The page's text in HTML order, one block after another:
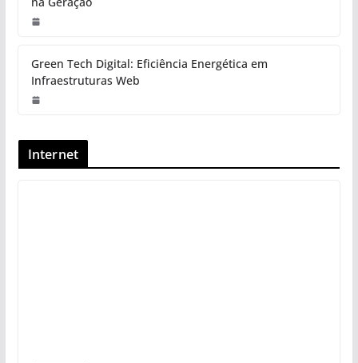
Green Tech Digital: Eficiência Energética em
Infraestruturas Web
Internet